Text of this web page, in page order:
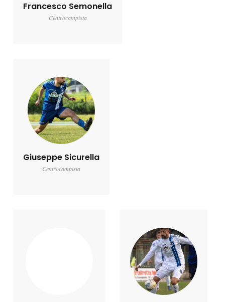
Francesco Semonella
Centrocampista
Giuseppe Sicurella
Centrocampista